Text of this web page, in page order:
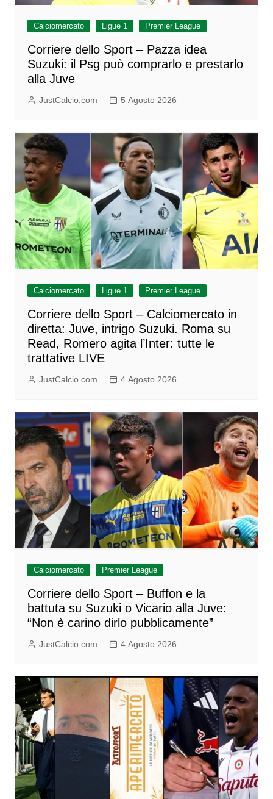
Calciomercato Ligue 1 Premier League
Corriere dello Sport – Pazza idea
Suzuki: il Psg può comprarlo e prestarlo
alla Juve
JustCalcio.com 5 Agosto 2026
Calciomercato Ligue 1 Premier League
Corriere dello Sport – Calciomercato in
diretta: Juve, intrigo Suzuki. Roma su
Read, Romero agita l’Inter: tutte le
trattative LIVE
JustCalcio.com 4 Agosto 2026
Calciomercato Premier League
Corriere dello Sport – Buffon e la
battuta su Suzuki o Vicario alla Juve:
“Non è carino dirlo pubblicamente”
JustCalcio.com 4 Agosto 2026